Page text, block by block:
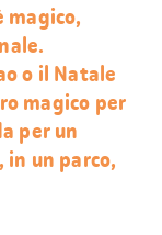
o il Natale
magico per
per un
un parco,